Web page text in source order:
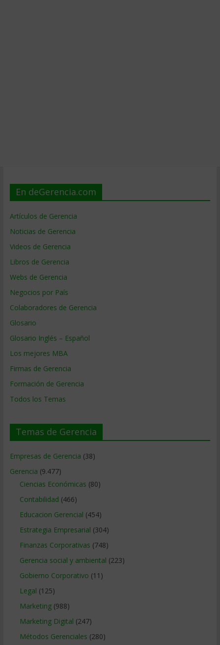
En deGerencia.com
Artículos de Gerencia
Noticias de Gerencia
Videos de Gerencia
Libros de Gerencia
Webs de Gerencia
Negocios por País
Colaboradores de Gerencia
Glosario
Glosario Inglés – Español
Los mejores MBA
Firmas de Gerencia
Formación de Gerencia
Todos los Temas
Temas de Gerencia
Empresas de Gerencia (38)
Gerencia (9.477)
Ciencias Económicas (80)
Contabilidad (466)
Educacion Gerencial (454)
Estrategia Empresarial (304)
Finanzas Corporativas (748)
Gerencia social y ambiental (223)
Gobierno Corporativo (11)
Legal (125)
Marketing(988)
Marketing Digital (247)
Métodos Gerenciales (280)